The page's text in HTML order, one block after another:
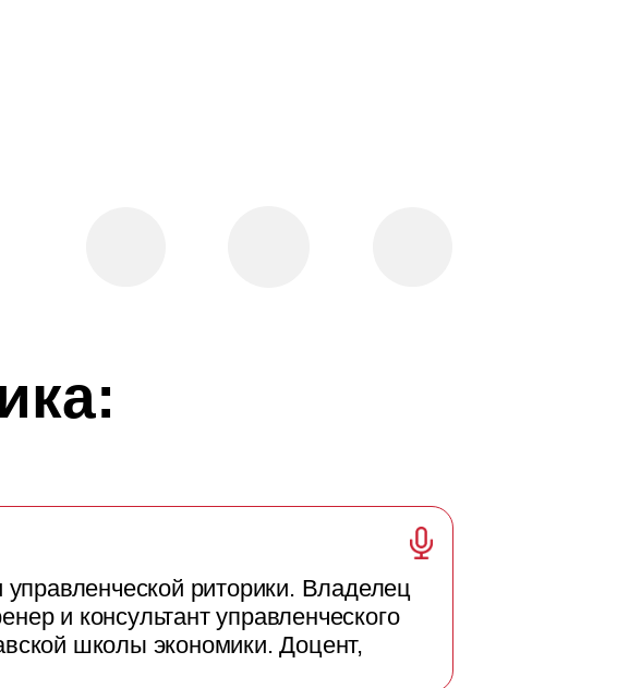
риторики. Владелец
и консультант управленческого
школы экономики. Доцент,